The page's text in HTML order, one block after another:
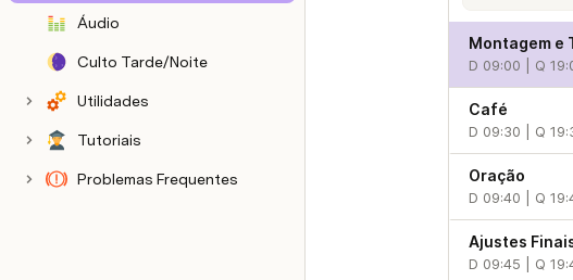
Áudio
Culto Tarde/Noite
Utilidades
Tutoriais
Problemas Frequentes
Montagem e
D 09:00 | Q
Café
D 09:30 | Q
Oração
D 09:40 | Q
Ajustes
D 09:45 | Q